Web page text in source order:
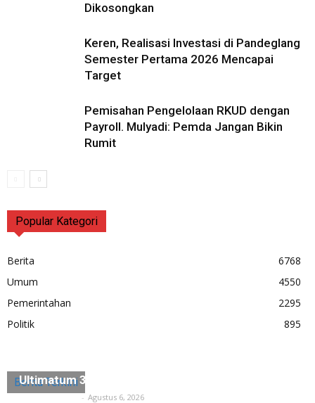
Dikosongkan
Keren, Realisasi Investasi di Pandeglang
Semester Pertama 2026 Mencapai
Target
Pemisahan Pengelolaan RKUD dengan
Payroll. Mulyadi: Pemda Jangan Bikin
Rumit
Popular Kategori
Berita
6768
Umum
4550
Pemerintahan
2295
Politik
895
Berita Terkini
Ultimatum 3×24 Jam Harus Dikosongkan
- Agustus 6, 2026